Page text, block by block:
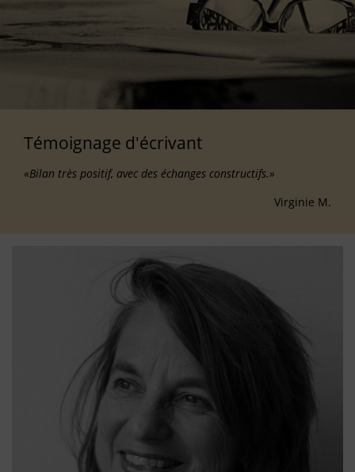
Témoignage d'écrivant
«Bilan très positif, avec des échanges constructifs.»
Virginie M.